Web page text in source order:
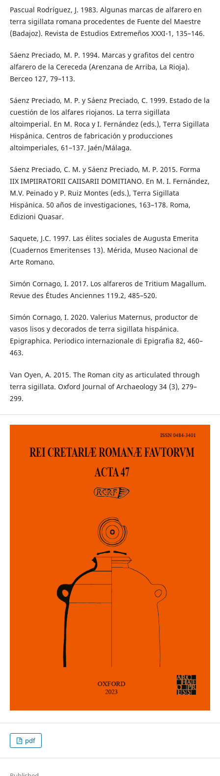
Pascual Rodríguez, J. 1983. Algunas marcas de alfarero en
terra sigillata romana procedentes de Fuente del Maestre
(Badajoz). Revista de Estudios Extremeños XXXI-1, 135–146.
Sáenz Preciado, M. P. 1994. Marcas y grafitos del centro
alfarero de la Cereceda (Arenzana de Arriba, La Rioja).
Berceo 127, 79–113.
Sáenz Preciado, M. P. y Sáenz Preciado, C. 1999. Estado de la
cuestión de los alfares riojanos. La terra sigillata
altoimperial. En M. Roca y I. Fernández (eds.), Terra Sigillata
Hispánica. Centros de fabricación y producciones
altoimperiales, 61–137. Jaén/Málaga.
Sáenz Preciado, C. M. y Sáenz Preciado, M. P. 2015. Forma
IIX IMPIIRATORII CAIISARII DOMITIANO. En M. I. Fernández,
M.V. Peinado y P. Ruiz Montes (eds.), Terra Sigillata
Hispánica. 50 años de investigaciones, 163–178. Roma,
Edizioni Quasar.
Saquete, J.C. 1997. Las élites sociales de Augusta Emerita
(Cuadernos Emeritenses 13). Mérida, Museo Nacional de
Arte Romano.
Simón Cornago, I. 2017. Los alfareros de Tritium Magallum.
Revue des Études Anciennes 119.2, 485–520.
Simón Cornago, I. 2020. Valerius Maternus, productor de
vasos lisos y decorados de terra sigillata hispánica.
Epigraphica. Periodico internazionale di Epigrafia 82, 460–
463.
Van Oyen, A. 2015. The Roman city as articulated through
terra sigillata. Oxford Journal of Archaeology 34 (3), 279–
299.
pdf